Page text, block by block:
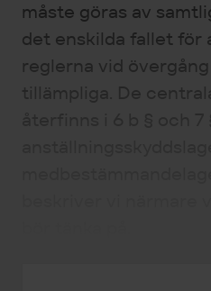
måste göras av
det enskilda fallet för
reglerna vid
tillämpliga. De